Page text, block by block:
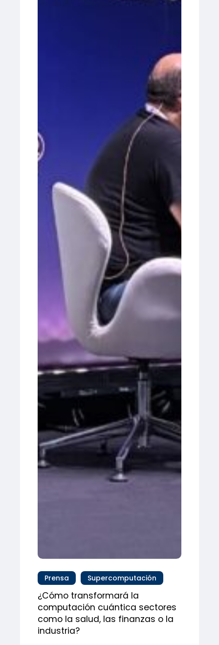
Prensa Supercomputación
¿Cómo transformará la
computación cuántica sectores
como la salud, las finanzas o la
industria?